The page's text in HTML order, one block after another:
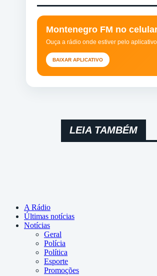
Montenegro FM no
Ouça a rádio onde estiver pelo aplicativo
BAIXAR APLICATIVO
LEIA TAMBÉM
A Rádio
Últimas notícias
Notícias
Geral
Polícia
Política
Esporte
Promoções